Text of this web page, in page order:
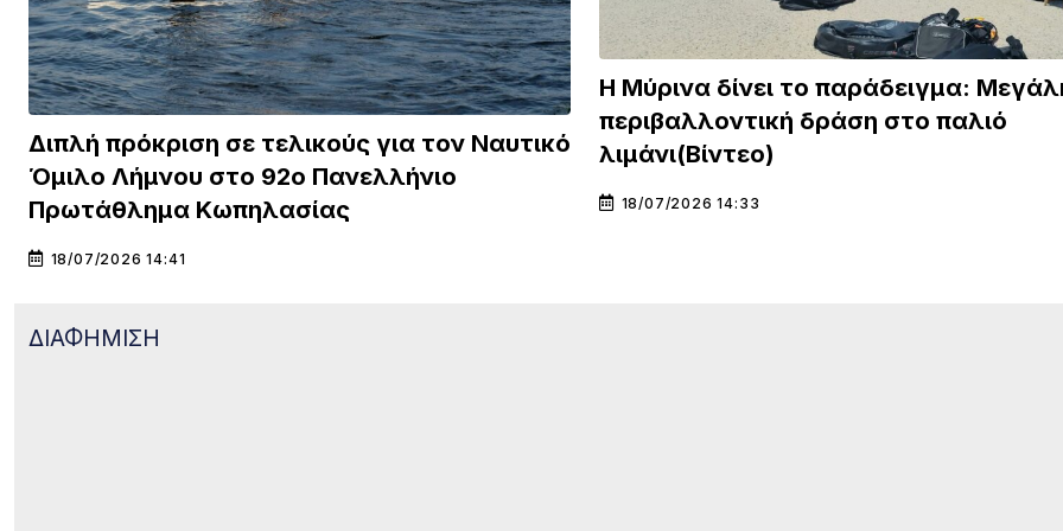
Διπλή πρόκριση σε τελικούς για τον Ναυτικό
Όμιλο Λήμνου στο 92ο Πανελλήνιο
Πρωτάθλημα Κωπηλασίας
18/07/2026 14:41
Η Μύρινα δίνει το παράδειγμα:
περιβαλλοντική δράση στο παλιό
λιμάνι(Βίντεο)
18/07/2026 14:33
ΔΙΑΦΗΜΙΣΗ